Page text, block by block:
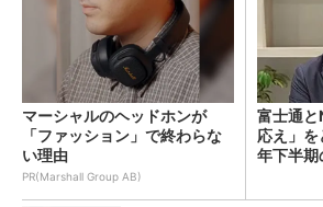
マーシャルのヘッドホンが
「ファッション」で終わらな
い理由
PR(Marshall Group AB)
富士通
応え」
年下半期